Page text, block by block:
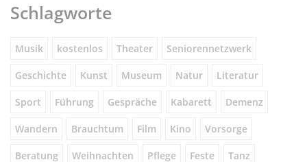
Schlagworte
Musik kostenlos Theater Seniorennetzwerk
Geschichte Kunst Museum Natur Literatur
Sport Führung Gespräche Kabarett Demenz
Wandern Brauchtum Film Kino Vorsorge
Beratung Weihnachten Pflege Feste Tanz